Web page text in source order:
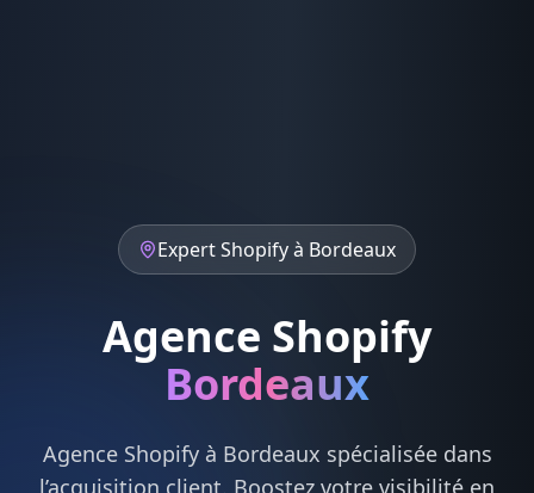
ExpertShopifyà Bordeaux
Agence Shopify
Bordeaux
Agence Shopifyà Bordeaux spécialisée dans
l’acquisition client. Boostez votre visibilité en